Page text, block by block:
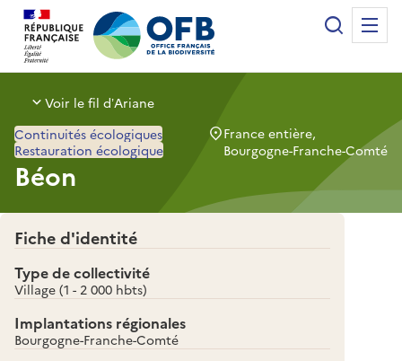
Office français de la biodiversité
Recherche
Voir le fil d’Ariane
Béon
Continuités écologiques
Restauration écologique
France entière,
Bourgogne-Franche-Comté
Fiche d'identité
Type de collectivité
Village (1 - 2 000 hbts)
Implantations régionales
Bourgogne-Franche-Comté
Panneau de gestion des cookies